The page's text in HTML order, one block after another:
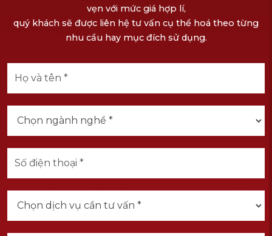
vẹn với mức giá hợp lí,
quý khách sẽ được liên hệ tư vấn cụ thể hoá theo từng
nhu cầu hay mục đích sử dụng.